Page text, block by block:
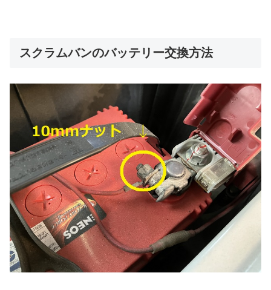
スクラムバンのバッテリー交換方法